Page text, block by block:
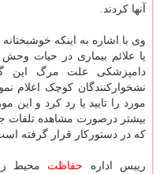
آنها کردند.
وی با اشاره به اینکه
یا علائم بیماری در حیات
دامپزشکی علت مرگ این
نشخوارکنندگان کوچک اعلام
مورد را تایید یا رد کرد و این
بیشتر درصورت مشاهده تلفات
که در دستورکار قرار گرفته
رییس اداره حفاظت محیط